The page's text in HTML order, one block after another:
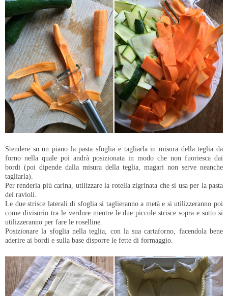
Stendere su un piano la pasta sfoglia e tagliarla in misura della teglia da
forno nella quale poi andrà posizionata in modo che non fuoriesca dai
bordi (poi dipende dalla misura della teglia, magari non serve neanche
tagliarla).
Per renderla più carina, utilizzare la rotella zigrinata che si usa per la pasta
dei ravioli.
Le due strisce laterali di sfoglia si taglieranno a metà e si utilizzeranno poi
come divisorio tra le verdure mentre le due piccole strisce sopra e sotto si
utilizzeranno per fare le roselline.
Posizionare la sfoglia nella teglia, con la sua cartaforno, facendola bene
aderire ai bordi e sulla base disporre le fette di formaggio.